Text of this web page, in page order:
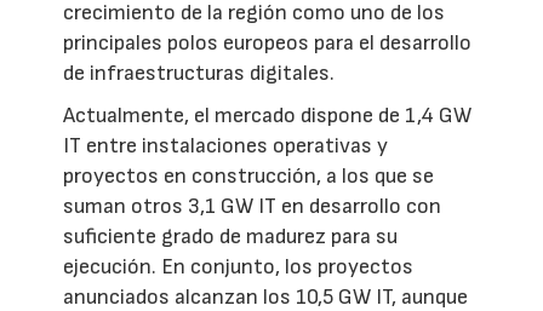
crecimiento de la región como uno de los
principales polos europeos para el desarrollo
de infraestructuras digitales.
Actualmente, el mercado dispone de 1,4 GW
IT entre instalaciones operativas y
proyectos en construcción, a los que se
suman otros 3,1 GW IT en desarrollo con
suficiente grado de madurez para su
ejecución. En conjunto, los proyectos
anunciados alcanzan los 10,5 GW IT, aunque